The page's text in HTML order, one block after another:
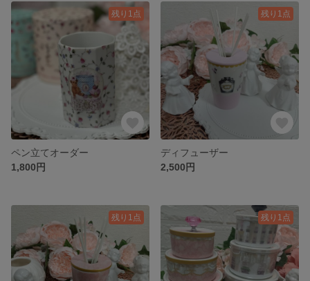
残り1点
ペン立てオーダー
1,800円
残り1点
ディフューザー
2,500円
残り1点 残り1点